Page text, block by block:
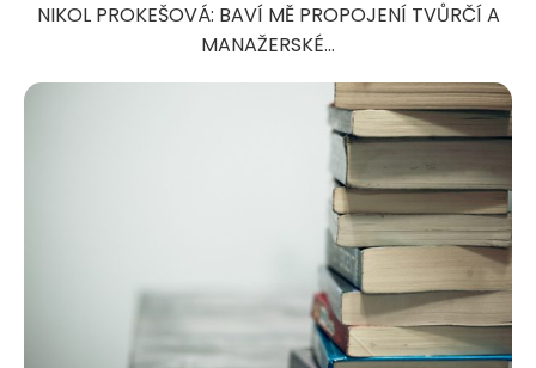
NIKOL PROKEŠOVÁ: BAVÍ MĚ PROPOJENÍ TVŮRČÍ A
MANAŽERSKÉ...